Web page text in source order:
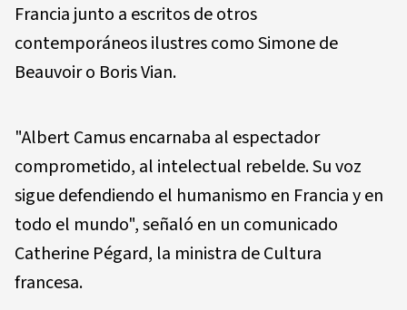
Francia junto a escritos de otros
contemporáneos ilustres como Simone de
Beauvoir o Boris Vian.
"Albert Camus encarnaba al espectador
comprometido, al intelectual rebelde. Su voz
sigue defendiendo el humanismo en Francia y en
todo el mundo", señaló en un comunicado
Catherine Pégard, la ministra de Cultura
francesa.